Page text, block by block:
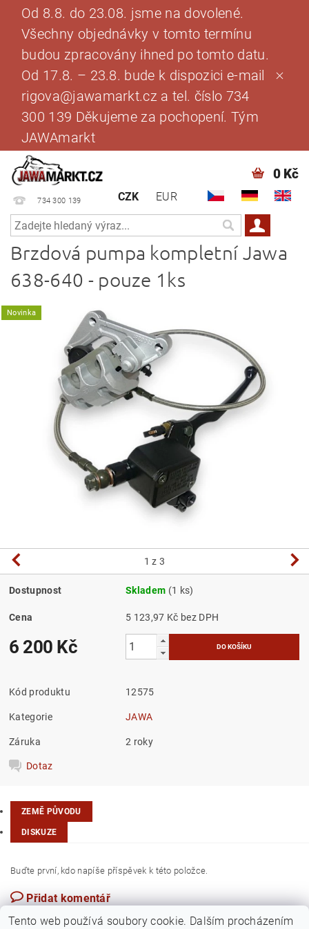
Od 8.8. do 23.08. jsme na dovolené.
Všechny objednávky v tomto termínu
budou zpracovány ihned po tomto datu.
Od 17.8. – 23.8. bude k dispozici e-mail
rigova@jawamarkt.cz a tel. číslo 734
300 139 Děkujeme za pochopení. Tým
JAWAmarkt
734 300 139 CZK EUR
0 Kč
Brzdová pumpa kompletní Jawa
638-640 - pouze 1ks
Novinka
1 z 3
Dostupnost Skladem (1 ks)
Cena 5 123,97 Kč bez DPH
6 200 Kč
Kód produktu 12575
Kategorie JAWA
Záruka 2 roky
Dotaz
ZEMĚ PŮVODU
DISKUZE
Buďte první, kdo napíše příspěvek k této položce.
Přidat komentář
Tento web používá soubory cookie. Dalším procházením